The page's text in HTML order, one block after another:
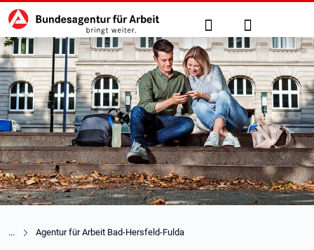
zu den Hauptinhalten springen
Hauptnavigation Suche Anmelden
Agentur für Arbeit Bad-Hersfeld-Fulda